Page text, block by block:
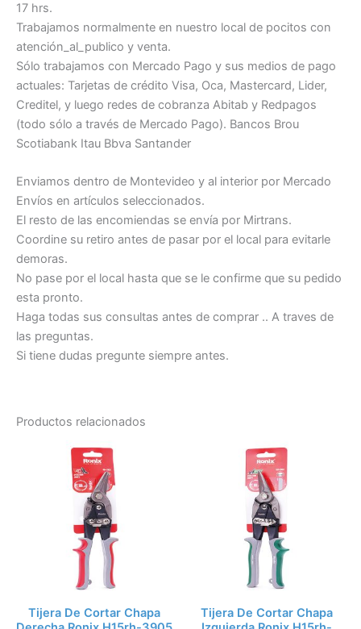
17 hrs.
Trabajamos normalmente en nuestro local de pocitos con
atención_al_publico y venta.
Sólo trabajamos con Mercado Pago y sus medios de pago
actuales: Tarjetas de crédito Visa, Oca, Mastercard, Lider,
Creditel, y luego redes de cobranza Abitab y Redpagos
(todo sólo a través de Mercado Pago). Bancos Brou
Scotiabank Itau Bbva Santander
Enviamos dentro de Montevideo y al interior por Mercado
Envíos en artículos seleccionados.
El resto de las encomiendas se envía por Mirtrans.
Coordine su retiro antes de pasar por el local para evitarle
demoras.
No pase por el local hasta que se le confirme que su pedido
esta pronto.
Haga todas sus consultas antes de comprar .. A traves de
las preguntas.
Si tiene dudas pregunte siempre antes.
Productos relacionados
Tijera De Cortar Chapa
Tijera De Cortar Chapa